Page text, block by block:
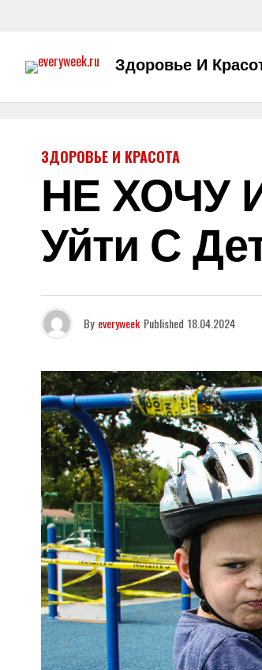
Здоровье И
ЗДОРОВЬЕ И КРАСОТА
НЕ ХОЧУ
Уйти С
By everyweek Published 18.04.2024